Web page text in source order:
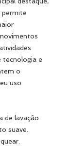
permite
tecnologia e
o
uso.
de lavação
suave.